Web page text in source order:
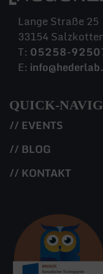
Lange Straße 25
33154
T: 05258-
E:
QUICK-
// EVENTS
// BLOG
// KONTAKT